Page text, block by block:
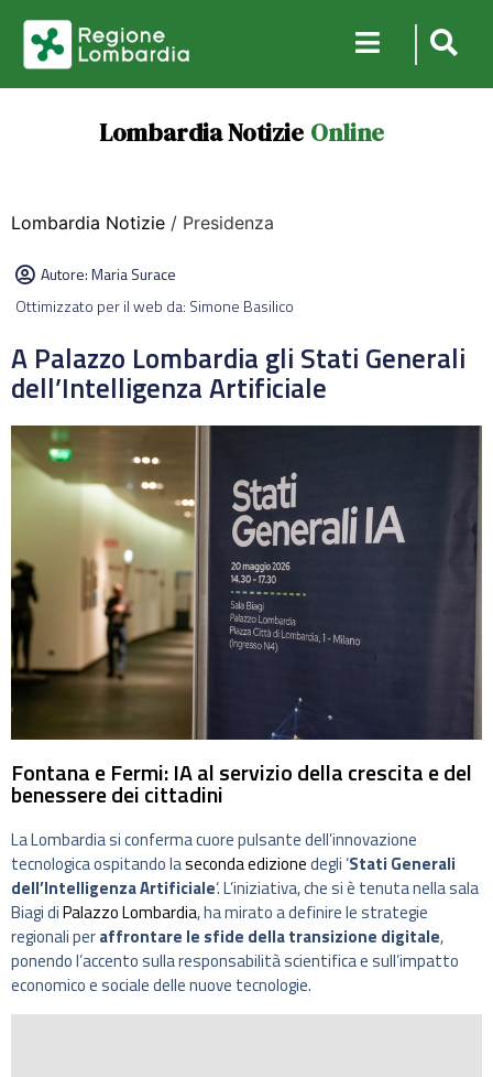
Lombardia Notizie Online
Lombardia Notizie / Presidenza
Autore:Maria Surace
Ottimizzato per il web da: Simone Basilico
A Palazzo Lombardia gli Stati Generali
dell’Intelligenza Artificiale
Fontana e Fermi: IA al servizio della crescita e del
benessere dei cittadini
La Lombardia si conferma cuore pulsante dell’innovazione
tecnologica ospitando laseconda edizionedegli ‘Stati Generali
dell’Intelligenza Artificiale‘. L’iniziativa, che si è tenuta nella sala
Biagi diPalazzo Lombardia, ha mirato a definire le strategie
regionali peraffrontare le sfide della transizione digitale,
ponendo l’accento sulla responsabilità scientifica e sull’impatto
economico e sociale delle nuove tecnologie.